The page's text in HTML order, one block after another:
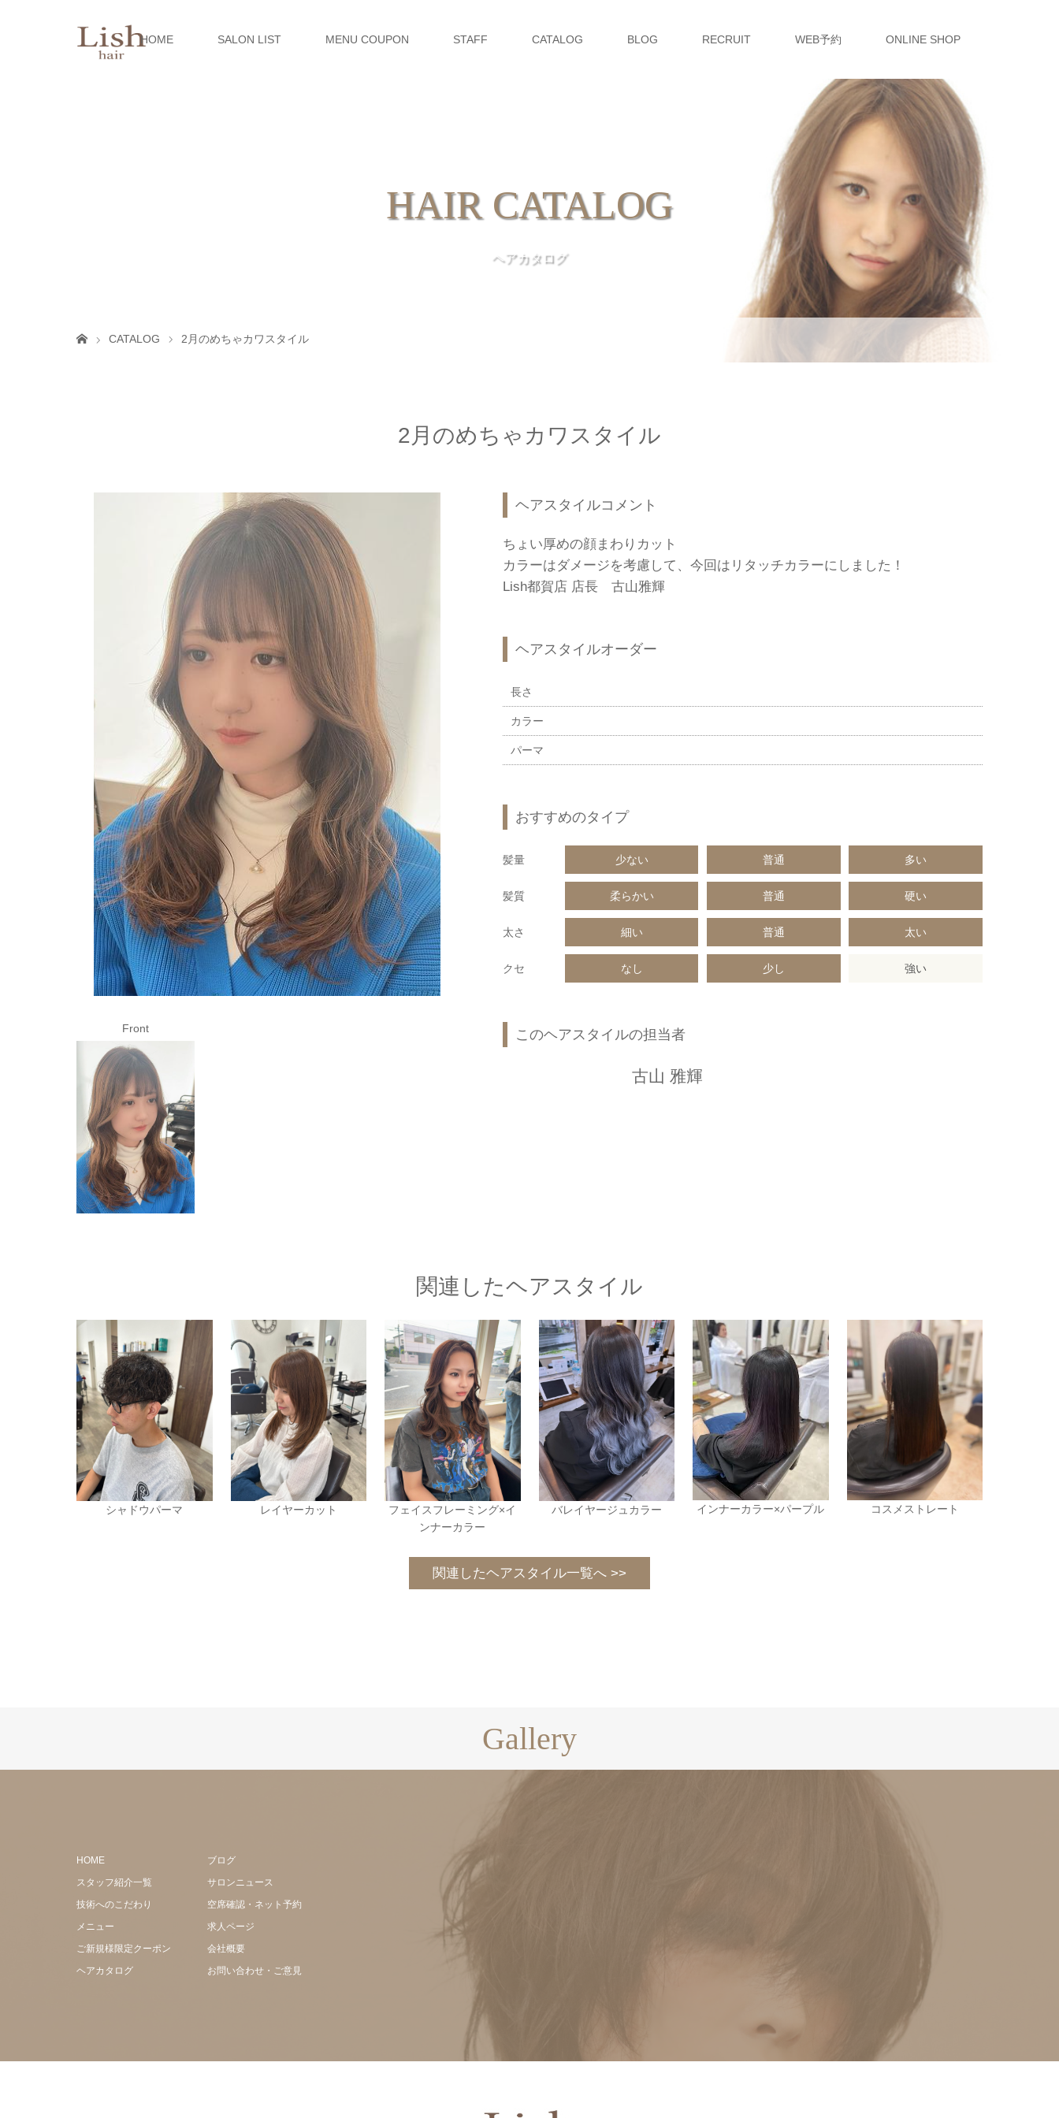
HOME SALON LIST MENU COUPON STAFF CATALOG BLOG RECRUIT WEB予約 ONLINE SHOP
HAIR CATALOG
ヘアカタログ
CATALOG 2月のめちゃカワスタイル
2月のめちゃカワスタイル
Front
ヘアスタイルコメント
ちょい厚めの顔まわりカット
カラーはダメージを考慮して、今回はリタッチカラーにしました！
Lish都賀店 店長 古山雅輝
ヘアスタイルオーダー
長さ
カラー
パーマ
おすすめのタイプ
髪量 少ない 普通 多い
髪質 柔らかい 普通 硬い
太さ 細い 普通 太い
クセ なし 少し 強い
このヘアスタイルの担当者
古山 雅輝
関連したヘアスタイル
シャドウパーマ レイヤーカット
フェイスフレーミング×イ
ンナーカラー
バレイヤージュカラー インナーカラー×パープル コスメストレート
関連したヘアスタイル一覧へ >>
Gallery
HOME
スタッフ紹介一覧
技術へのこだわり
メニュー
ご新規様限定クーポン
ヘアカタログ
ブログ
サロンニュース
空席確認・ネット予約
求人ページ
会社概要
お問い合わせ・ご意見